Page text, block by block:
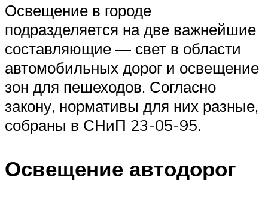
Освещение в городе
подразделяется на две важнейшие
составляющие — свет в области
автомобильных дорог и освещение
зон для пешеходов. Согласно
закону, нормативы для них разные,
собраны в СНиП 23-05-95.
Освещение автодорог